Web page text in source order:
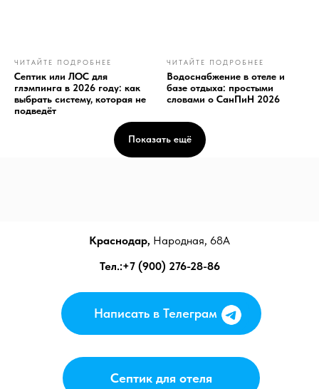
ЧИТАЙТЕ ПОДРОБНЕЕ
Септик или ЛОС для
глэмпинга в 2026 году: как
выбрать систему, которая не
подведёт
ЧИТАЙТЕ ПОДРОБНЕЕ
Водоснабжение в отеле и
базе отдыха: простыми
словами о СанПиН 2026
Показать ещё
Краснодар, Народная, 68А
Тел.:+7 (900) 276-28-86
Написать в Телеграм
Написать в Телеграм
Септик для отеля